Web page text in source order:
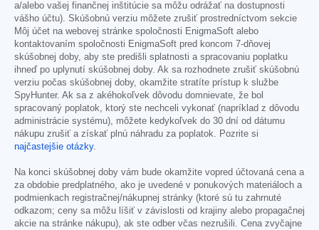
a/alebo vašej finančnej inštitúcie sa môžu odrážať na dostupnosti
vášho účtu). Skúšobnú verziu môžete zrušiť prostredníctvom sekcie
Môj účet na webovej stránke spoločnosti EnigmaSoft alebo
kontaktovaním spoločnosti EnigmaSoft pred koncom 7-dňovej
skúšobnej doby, aby ste predišli splatnosti a spracovaniu poplatku
ihneď po uplynutí skúšobnej doby. Ak sa rozhodnete zrušiť skúšobnú
verziu počas skúšobnej doby, okamžite stratíte prístup k službe
SpyHunter. Ak sa z akéhokoľvek dôvodu domnievate, že bol
spracovaný poplatok, ktorý ste nechceli vykonať (napríklad z dôvodu
administrácie systému), môžete kedykoľvek do 30 dní od dátumu
nákupu zrušiť a získať plnú náhradu za poplatok. Pozrite si
najčastejšie otázky.
Na konci skúšobnej doby vám bude okamžite vopred účtovaná cena a
za obdobie predplatného, ako je uvedené v ponukových materiáloch a
podmienkach registračnej/nákupnej stránky (ktoré sú tu zahrnuté
odkazom; ceny sa môžu líšiť v závislosti od krajiny alebo propagačnej
akcie na stránke nákupu), ak ste odber včas nezrušili. Cena zvyčajne